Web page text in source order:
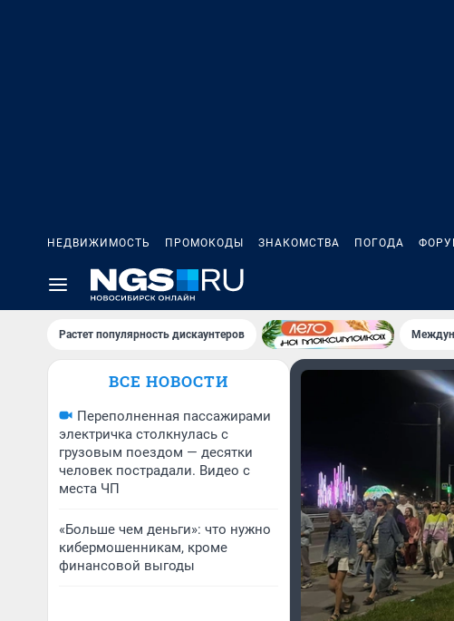
НЕДВИЖИМОСТЬ ПРОМОКОДЫ ЗНАКОМСТВА ПОГОДА
Растет популярность дискаунтеров
ВСЕ НОВОСТИ
Переполненная пассажирами
электричка столкнулась с
грузовым поездом — десятки
человек пострадали. Видео с
места ЧП
«Больше чем деньги»: что нужно
кибермошенникам, кроме
финансовой выгоды